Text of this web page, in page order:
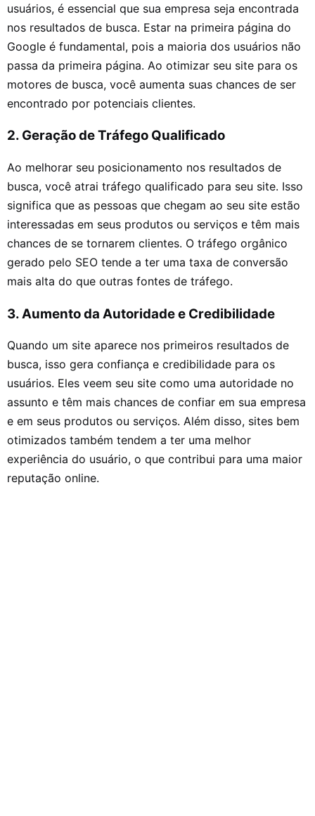
usuários, é essencial que sua empresa seja encontrada
nos resultados de busca. Estar na primeira página do
Google é fundamental, pois a maioria dos usuários não
passa da primeira página. Ao otimizar seu site para os
motores de busca, você aumenta suas chances de ser
encontrado por potenciais clientes.
2. Geração de Tráfego Qualificado
Ao melhorar seu posicionamento nos resultados de
busca, você atrai tráfego qualificado para seu site. Isso
significa que as pessoas que chegam ao seu site estão
interessadas em seus produtos ou serviços e têm mais
chances de se tornarem clientes. O tráfego orgânico
gerado pelo SEO tende a ter uma taxa de conversão
mais alta do que outras fontes de tráfego.
3. Aumento da Autoridade e Credibilidade
Quando um site aparece nos primeiros resultados de
busca, isso gera confiança e credibilidade para os
usuários. Eles veem seu site como uma autoridade no
assunto e têm mais chances de confiar em sua empresa
e em seus produtos ou serviços. Além disso, sites bem
otimizados também tendem a ter uma melhor
experiência do usuário, o que contribui para uma maior
reputação online.